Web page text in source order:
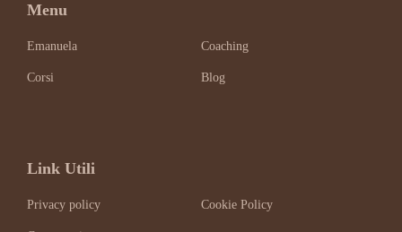
Menu
Emanuela Coaching
Corsi Blog
Link Utili
Privacy policy Cookie Policy